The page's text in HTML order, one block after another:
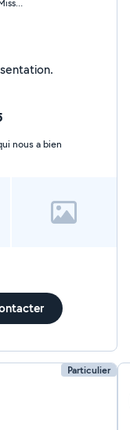
Fontenay-le-Fleury (Vieux Village Missionnaires)
renseigné ma présentation.
nous a bien
Particulier